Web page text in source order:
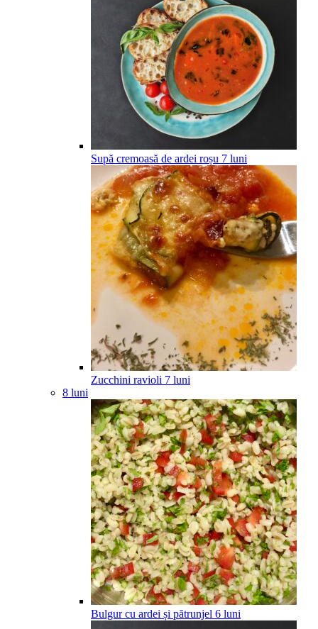
Supă cremoasă de ardei roșu 7 luni
Zucchini ravioli 7 luni
8 luni
Bulgur cu ardei și pătrunjel 6 luni